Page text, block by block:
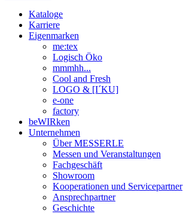
Kataloge
Karriere
Eigenmarken
me:tex
Logisch Öko
mmmhh...
Cool and Fresh
LOGO & [I´KU]
e-one
factory
beWIRken
Unternehmen
Über MESSERLE
Messen und Veranstaltungen
Fachgeschäft
Showroom
Kooperationen und Servicepartner
Ansprechpartner
Geschichte